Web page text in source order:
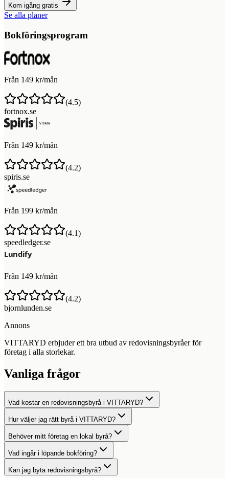
Kom igång gratis
Se alla planer
Bokföringsprogram
Från 149 kr/mån
(4.5)
fortnox.se
Från 149 kr/mån
(4.2)
spiris.se
Från 199 kr/mån
(4.1)
speedledger.se
Från 149 kr/mån
(4.2)
bjornlunden.se
Annons
VITTARYD erbjuder ett bra utbud av redovisningsbyråer för
företag i alla storlekar.
Vanliga frågor
Vad kostar en redovisningsbyrå i VITTARYD?
Hur väljer jag rätt byrå i VITTARYD?
Behöver mitt företag en lokal byrå?
Vad ingår i löpande bokföring?
Kan jag byta redovisningsbyrå?